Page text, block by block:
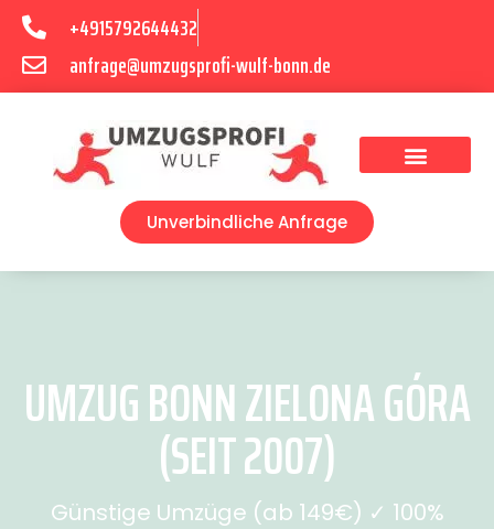
+4915792644432
anfrage@umzugsprofi-wulf-bonn.de
Unverbindliche Anfrage
UMZUG BONN ZIELONA GÓRA
(SEIT 2007)
Günstige Umzüge (ab 149€) ✓ 100%